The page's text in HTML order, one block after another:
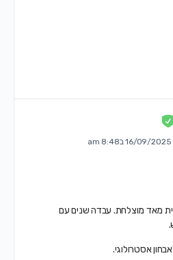
16/09/2025 ב8:48 am
מאד מוצלחת. עבדה שנים עם
אסטרולוגי.